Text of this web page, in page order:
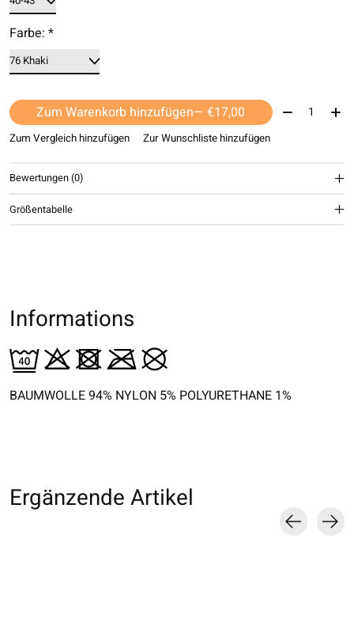
Farbe: *
Zum Warenkorb hinzufügen — €17,00 Menge:
Zum Vergleich hinzufügen Zur Wunschliste hinzufügen
Bewertungen (0)
Größentabelle
Informations
BAUMWOLLE 94% NYLON 5% POLYURETHANE 1%
Ergänzende Artikel